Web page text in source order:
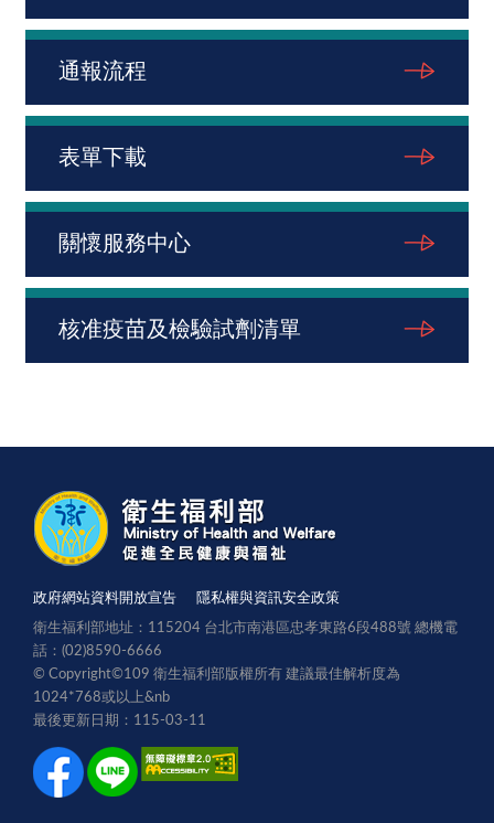
通報流程
表單下載
關懷服務中心
核准疫苗及檢驗試劑清單
政府網站資料開放宣告 隱私權與資訊安全政策
衛生福利部地址：115204 台北市南港區忠孝東路6段488號 總機電
話：(02)8590-6666
© Copyright©109 衛生福利部版權所有 建議最佳解析度為
1024*768或以上&nb
最後更新日期：115-03-11